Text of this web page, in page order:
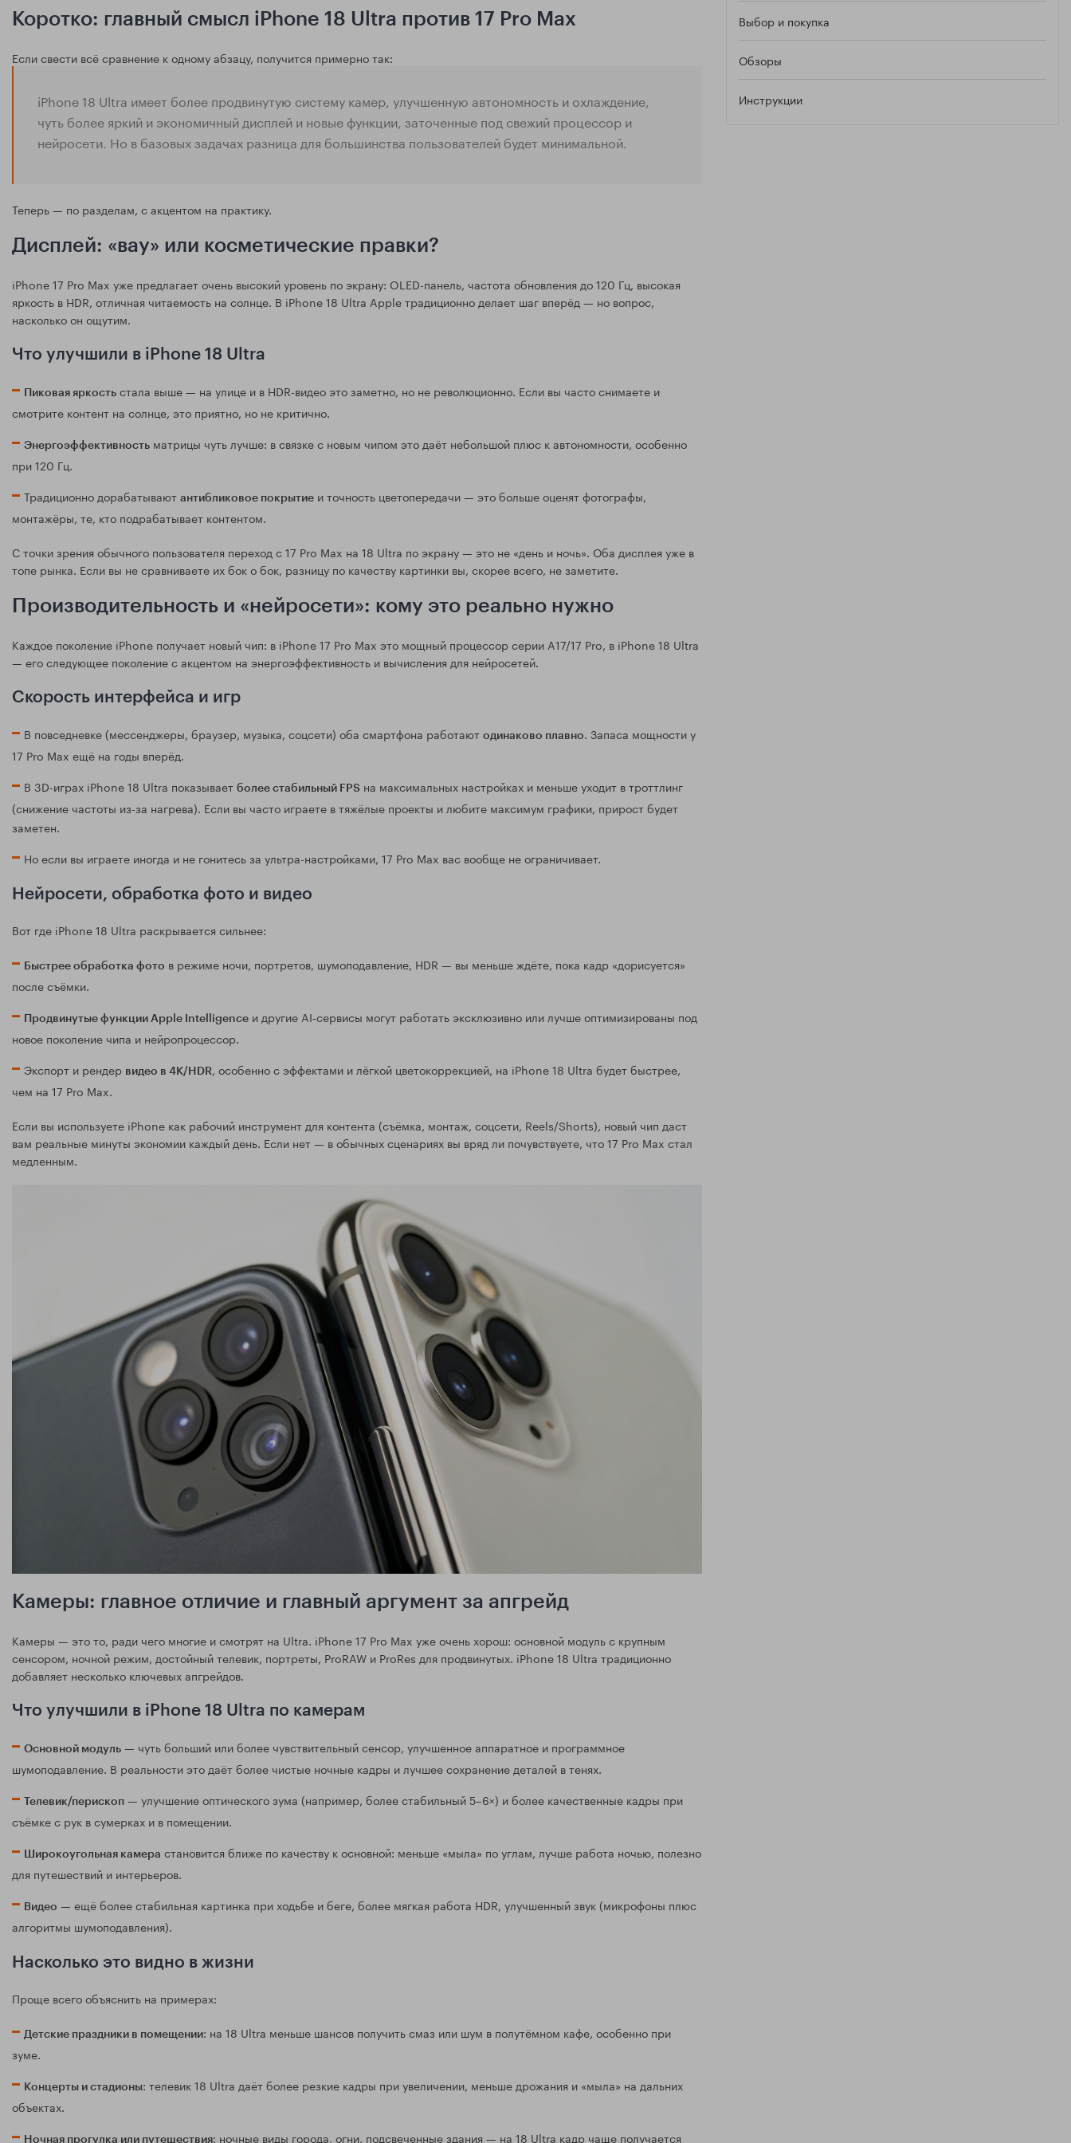
Коротко: главный смысл iPhone 18 Ultra против 17 Pro Max
Если свести всё сравнение к одному абзацу, получится примерно так:
iPhone 18 Ultra имеет более продвинутую систему камер, улучшенную автономность и охлаждение,
чуть более яркий и экономичный дисплей и новые функции, заточенные под свежий процессор и
нейросети. Но в базовых задачах разница для большинства пользователей будет минимальной.
Теперь — по разделам, с акцентом на практику.
Дисплей: «вау» или косметические правки?
iPhone 17 Pro Max уже предлагает очень высокий уровень по экрану: OLED-панель, частота обновления до 120 Гц, высокая
яркость в HDR, отличная читаемость на солнце. В iPhone 18 Ultra Apple традиционно делает шаг вперёд — но вопрос,
насколько он ощутим.
Что улучшили в iPhone 18 Ultra
Пиковая яркость стала выше — на улице и в HDR-видео это заметно, но не революционно. Если вы часто снимаете и
смотрите контент на солнце, это приятно, но не критично.
Энергоэффективность матрицы чуть лучше: в связке с новым чипом это даёт небольшой плюс к автономности, особенно
при 120 Гц.
Традиционно дорабатывают антибликовое покрытие и точность цветопередачи — это больше оценят фотографы,
монтажёры, те, кто подрабатывает контентом.
С точки зрения обычного пользователя переход с 17 Pro Max на 18 Ultra по экрану — это не «день и ночь». Оба дисплея уже в
топе рынка. Если вы не сравниваете их бок о бок, разницу по качеству картинки вы, скорее всего, не заметите.
Производительность и «нейросети»: кому это реально нужно
Каждое поколение iPhone получает новый чип: в iPhone 17 Pro Max это мощный процессор серии A17/17 Pro, в iPhone 18 Ultra
— его следующее поколение с акцентом на энергоэффективность и вычисления для нейросетей.
Скорость интерфейса и игр
В повседневке (мессенджеры, браузер, музыка, соцсети) оба смартфона работают одинаково плавно. Запаса мощности у
17 Pro Max ещё на годы вперёд.
В 3D-играх iPhone 18 Ultra показывает более стабильный FPS на максимальных настройках и меньше уходит в троттлинг
(снижение частоты из-за нагрева). Если вы часто играете в тяжёлые проекты и любите максимум графики, прирост будет
заметен.
Но если вы играете иногда и не гонитесь за ультра-настройками, 17 Pro Max вас вообще не ограничивает.
Нейросети, обработка фото и видео
Вот где iPhone 18 Ultra раскрывается сильнее:
Быстрее обработка фото в режиме ночи, портретов, шумоподавление, HDR — вы меньше ждёте, пока кадр «дорисуется»
после съёмки.
Продвинутые функции Apple Intelligence и другие AI‑сервисы могут работать эксклюзивно или лучше оптимизированы под
новое поколение чипа и нейропроцессор.
Экспорт и рендер видео в 4K/HDR, особенно с эффектами и лёгкой цветокоррекцией, на iPhone 18 Ultra будет быстрее,
чем на 17 Pro Max.
Если вы используете iPhone как рабочий инструмент для контента (съёмка, монтаж, соцсети, Reels/Shorts), новый чип даст
вам реальные минуты экономии каждый день. Если нет — в обычных сценариях вы вряд ли почувствуете, что 17 Pro Max стал
медленным.
Камеры: главное отличие и главный аргумент за апгрейд
Камеры — это то, ради чего многие и смотрят на Ultra. iPhone 17 Pro Max уже очень хорош: основной модуль с крупным
сенсором, ночной режим, достойный телевик, портреты, ProRAW и ProRes для продвинутых. iPhone 18 Ultra традиционно
добавляет несколько ключевых апгрейдов.
Что улучшили в iPhone 18 Ultra по камерам
Основной модуль — чуть больший или более чувствительный сенсор, улучшенное аппаратное и программное
шумоподавление. В реальности это даёт более чистые ночные кадры и лучшее сохранение деталей в тенях.
Телевик/перископ — улучшение оптического зума (например, более стабильный 5–6×) и более качественные кадры при
съёмке с рук в сумерках и в помещении.
Широкоугольная камера становится ближе по качеству к основной: меньше «мыла» по углам, лучше работа ночью, полезно
для путешествий и интерьеров.
Видео — ещё более стабильная картинка при ходьбе и беге, более мягкая работа HDR, улучшенный звук (микрофоны плюс
алгоритмы шумоподавления).
Насколько это видно в жизни
Проще всего объяснить на примерах:
Детские праздники в помещении: на 18 Ultra меньше шансов получить смаз или шум в полутёмном кафе, особенно при
зуме.
Концерты и стадионы: телевик 18 Ultra даёт более резкие кадры при увеличении, меньше дрожания и «мыла» на дальних
объектах.
Ночная прогулка или путешествия: ночные виды города, огни, подсвеченные здания — на 18 Ultra кадр чаще получается
Выбор и покупка
Обзоры
Инструкции